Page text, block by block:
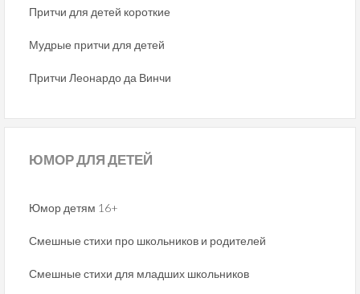
Притчи для детей короткие
Мудрые притчи для детей
Притчи Леонардо да Винчи
ЮМОРДЛЯ ДЕТЕЙ
Юмор детям 16+
Смешные стихи про школьников и родителей
Смешные стихи для младших школьников